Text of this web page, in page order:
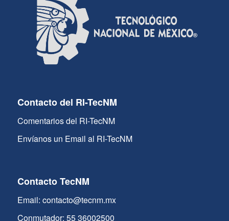
Contacto del RI-TecNM
Comentarios del RI-TecNM
Envíanos un Email al RI-TecNM
Contacto TecNM
Email: contacto@tecnm.mx
Conmutador: 55 36002500